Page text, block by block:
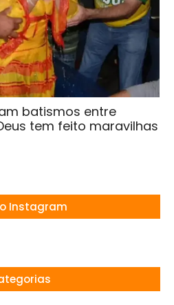
batismos entre
tem feito maravilhas
Instagram